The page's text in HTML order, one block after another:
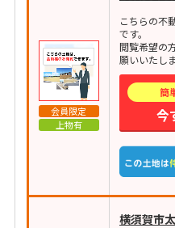
会員限定
上物有
こちらの不
です。
閲覧希望の
願いいたしま
簡
今
横須賀市